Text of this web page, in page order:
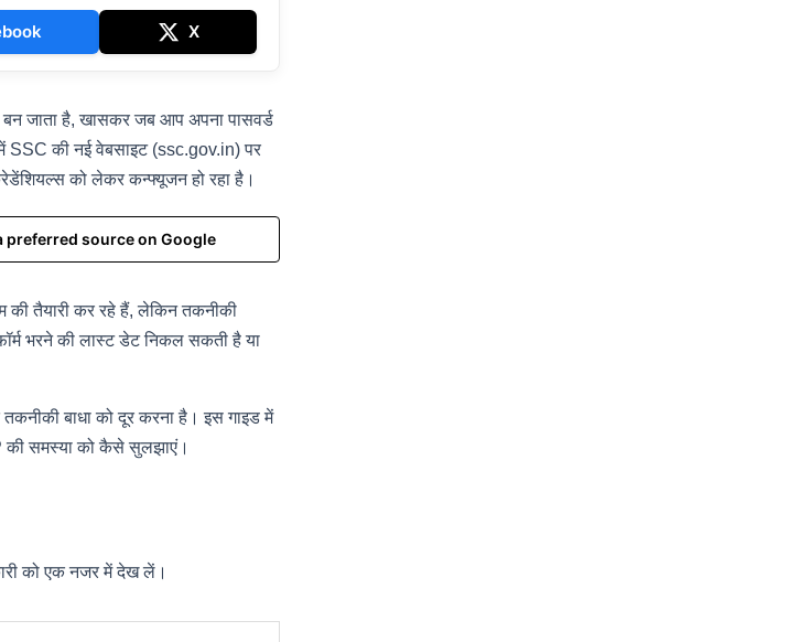
X
जाता है, खासकर जब आप अपना पासवर्ड
SSC की नई वेबसाइट (ssc.gov.in) पर
को लेकर कन्फ्यूजन हो रहा है।
preferred source on Google
की तैयारी कर रहे हैं, लेकिन तकनीकी
भरने की लास्ट डेट निकल सकती है या
बाधा को दूर करना है। इस गाइड में
की समस्या को कैसे सुलझाएं।
को एक नजर में देख लें।